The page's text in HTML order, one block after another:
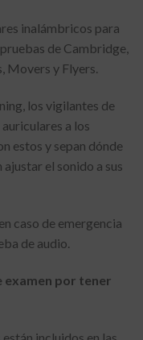
inalámbricos para
de Cambridge,
Movers y Flyers.
los vigilantes de
a los
estos y sepan dónde
el sonido a sus
caso de emergencia
de audio.
examen por tener
incluidos en las